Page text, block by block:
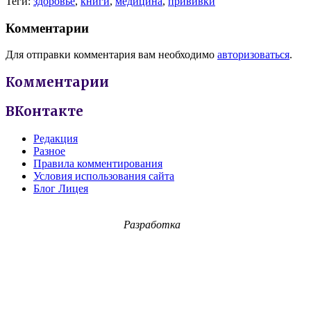
Комментарии
Для отправки комментария вам необходимо авторизоваться.
Комментарии
ВКонтакте
Редакция
Разное
Правила комментирования
Условия использования сайта
Блог Лицея
Разработка